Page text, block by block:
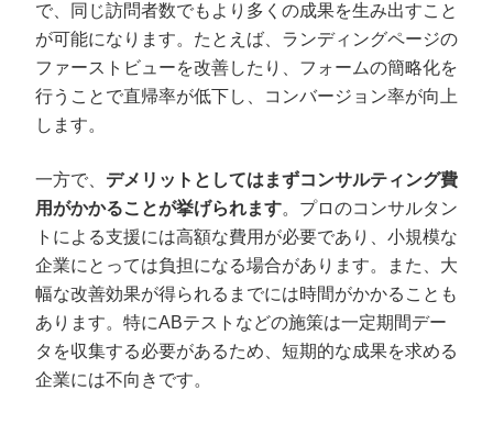
で、同じ訪問者数でもより多くの成果を生み出すこと
が可能になります。たとえば、ランディングページの
ファーストビューを改善したり、フォームの簡略化を
行うことで直帰率が低下し、コンバージョン率が向上
します。
一方で、 デメリットとしてはまずコンサルティング費
用がかかることが挙げられます。プロのコンサルタン
トによる支援には高額な費用が必要であり、小規模な
企業にとっては負担になる場合があります。また、大
幅な改善効果が得られるまでには時間がかかることも
あります。特にABテストなどの施策は一定期間デー
タを収集する必要があるため、短期的な成果を求める
企業には不向きです。